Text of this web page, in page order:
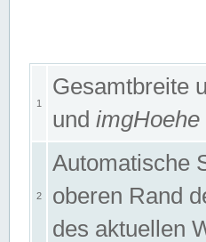
1
Gesamtbreite
und imgHoehe
2
Automatische
oberen Rand
des aktuellen